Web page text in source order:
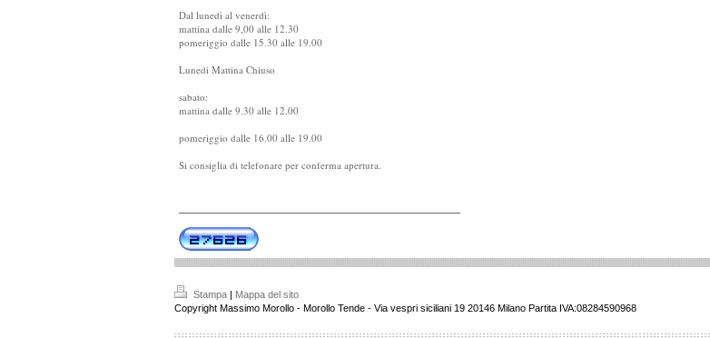
Dal lunedì al venerdì:
mattina dalle 9,00 alle 12.30
pomeriggio dalle 15.30 alle 19.00
Lunedi Mattina Chiuso
sabato:
mattina dalle 9.30 alle 12.00
pomeriggio dalle 16.00 alle 19.00
Si consiglia di telefonare per conferma apertura.
Stampa | Mappa del sito
Copyright Massimo Morollo - Morollo Tende - Via vespri siciliani 19 20146 Milano Partita IVA:08284590968